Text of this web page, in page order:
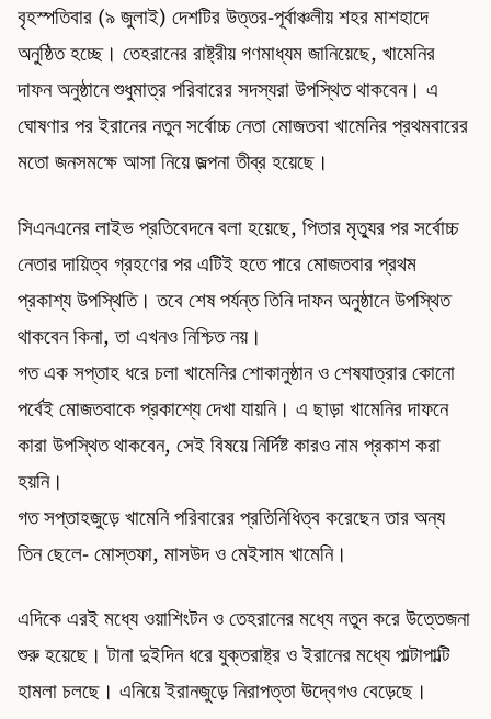
বৃহস্পতিবার (৯ জুলাই) দেশটির উত্তর-পূর্বাঞ্চলীয় শহর মাশহাদে
অনুষ্ঠিত হচ্ছে। তেহরানের রাষ্ট্রীয় গণমাধ্যম জানিয়েছে, খামেনির
দাফন অনুষ্ঠানে শুধুমাত্র পরিবারের সদস্যরা উপস্থিত থাকবেন। এ
ঘোষণার পর ইরানের নতুন সর্বোচ্চ নেতা মোজতবা খামেনির প্রথমবারের
মতো জনসমক্ষে আসা নিয়ে জল্পনা তীব্র হয়েছে।
সিএনএনের লাইভ প্রতিবেদনে বলা হয়েছে, পিতার মৃত্যুর পর সর্বোচ্চ
নেতার দায়িত্ব গ্রহণের পর এটিই হতে পারে মোজতবার প্রথম
প্রকাশ্য উপস্থিতি। তবে শেষ পর্যন্ত তিনি দাফন অনুষ্ঠানে উপস্থিত
থাকবেন কিনা, তা এখনও নিশ্চিত নয়।
গত এক সপ্তাহ ধরে চলা খামেনির শোকানুষ্ঠান ও শেষযাত্রার কোনো
পর্বেই মোজতবাকে প্রকাশ্যে দেখা যায়নি। এ ছাড়া খামেনির দাফনে
কারা উপস্থিত থাকবেন, সেই বিষয়ে নির্দিষ্ট কারও নাম প্রকাশ করা
হয়নি।
গত সপ্তাহজুড়ে খামেনি পরিবারের প্রতিনিধিত্ব করেছেন তার অন্য
তিন ছেলে- মোস্তফা, মাসউদ ও মেইসাম খামেনি।
এদিকে এরই মধ্যে ওয়াশিংটন ও তেহরানের মধ্যে নতুন করে উত্তেজনা
শুরু হয়েছে। টানা দুইদিন ধরে যুক্তরাষ্ট্র ও ইরানের মধ্যে পাল্টাপাল্টি
হামলা চলছে। এনিয়ে ইরানজুড়ে নিরাপত্তা উদ্বেগও বেড়েছে।